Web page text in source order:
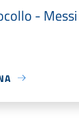
- Messi